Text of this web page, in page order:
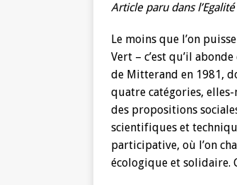
Article paru dans
Le moins que l’on
Vert – c’est qu’il
de Mitterand en 1981,
quatre catégories,
des propositions
scientifiques et
participative, où l’on
écologique et solidaire.